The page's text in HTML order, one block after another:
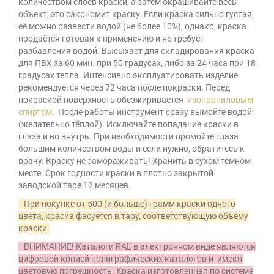
количеством слоёв краски, а затем окрашивайте весь
объект, это сэкономит краску. Если краска сильно густая,
её можно развести водой (не более 10%), однако, краска
продаётся готовая к применению и не требует
разбавления водой. Высыхает для складирования краска
для ПВХ за 60 мин. при 50 градусах, либо за 24 часа при 18
градусах тепла. Интенсивно эксплуатировать изделие
рекомендуется через 72 часа после покраски. Перед
покраской поверхность обезжиривается изопропиловым
спиртом. После работы инструмент сразу вымойте водой
(желательно тёплой). Исключайте попадание краски в
глаза и во внутрь. При необходимости промойте глаза
большим количеством воды и если нужно, обратитесь к
врачу. Краску не замораживать! Хранить в сухом тёмном
месте. Срок годности краски в плотно закрытой
заводской таре 12 месяцев.
При покупке от 500 (и больше) грамм краски одного
цвета, краска фасуется в тару, соответствующую объёму
краски.
ВНИМАНИЕ! Каталоги RAL в электронном виде являются
цифровой копией полиграфических каталогов и имеют
цветовую погрешность. Краска изготовленная по системе